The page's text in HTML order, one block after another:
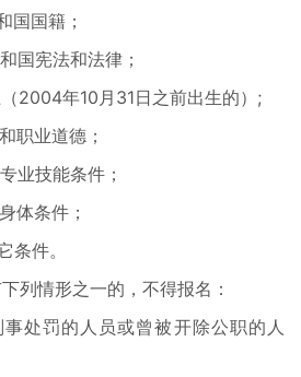
国国籍；
国宪法和法律；
2004年10月31日之前出生的）;
职业道德；
业技能条件；
体条件；
条件。
列情形之一的，不得报名：
处罚的人员或曾被开除公职的人